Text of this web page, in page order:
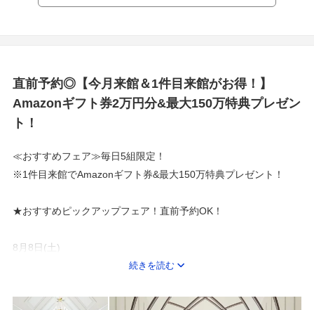
すべての人に感動を、喜びに満ちた人生を。
直前予約◎【今月来館＆1件目来館がお得！】
Amazonギフト券2万円分&最大150万特典プレゼン
ト！
≪おすすめフェア≫毎日5組限定！
※1件目来館でAmazonギフト券&最大150万特典プレゼント！
★おすすめピックアップフェア！直前予約OK！
8月8日(土)
＼2万ギフト*145万特典／憧れ叶う絶景チャペル×豪華3万無料試
続きを読む